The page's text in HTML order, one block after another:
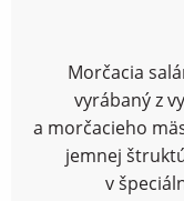
Morčacia
vyrábaný z
a morčacieho
jemnej
v